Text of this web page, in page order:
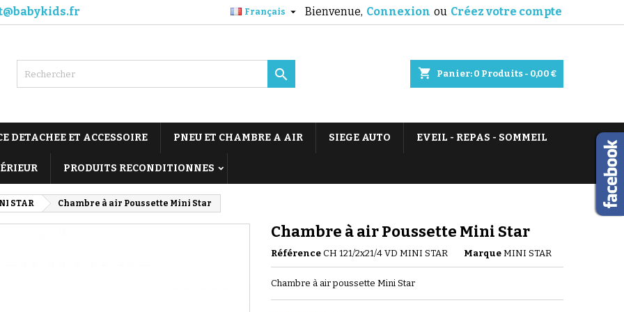
Bienvenue, Connexion ou Créez votre compte
Français 
shopping_cart Panier: 0 Produits - 0,00 €

DETACHEE ET ACCESSOIRE PNEU ET CHAMBRE A AIR SIEGE AUTO EVEIL - REPAS - SOMMEIL
PRODUITS RECONDITIONNES
STAR Chambre à air Poussette Mini Star
Chambre à air Poussette Mini Star
Référence CH 121/2x21/4 VD MINI STAR Marque MINI STAR
Chambre à air poussette Mini Star